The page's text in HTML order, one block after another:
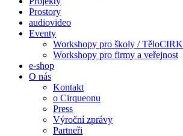
Prostory
audiovideo
Eventy
Workshopy pro školy / TěloCIRK
Workshopy pro firmy a veřejnost
e-shop
O nás
Kontakt
o Cirqueonu
Press
Výroční zprávy
Partneři